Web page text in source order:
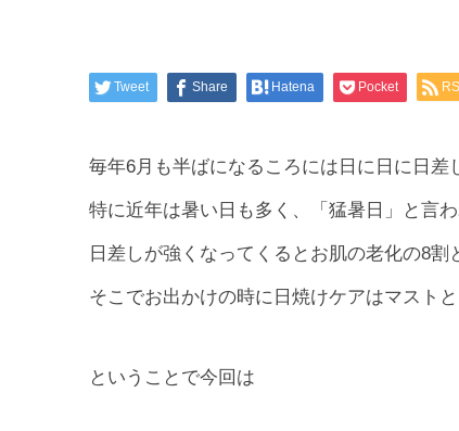
Tweet Share Hatena Pocket
毎年6月も半ばになるころには日に日に日差
特に近年は暑い日も多く、「猛暑日」と言
日差しが強くなってくるとお肌の老化の8割
そこでお出かけの時に日焼けケアはマストと
ということで今回は